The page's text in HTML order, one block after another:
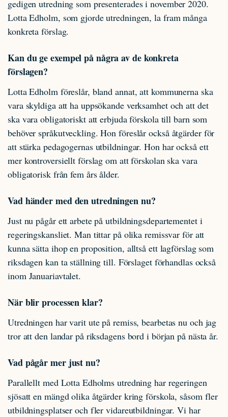
gedigen utredning som presenterades i november 2020.
Lotta Edholm, som gjorde utredningen, la fram många
konkreta förslag.
Kan du ge exempel på några av de konkreta
förslagen?
Lotta Edholm föreslår, bland annat, att kommunerna ska
vara skyldiga att ha uppsökande verksamhet och att det
ska vara obligatoriskt att erbjuda förskola till barn som
behöver språkutveckling. Hon föreslår också åtgärder för
att stärka pedagogernas utbildningar. Hon har också ett
mer kontroversiellt förslag om att förskolan ska vara
obligatorisk från fem års ålder.
Vad händer med den utredningen nu?
Just nu pågår ett arbete på utbildningsdepartementet i
regeringskansliet. Man tittar på olika remissvar för att
kunna sätta ihop en proposition, alltså ett lagförslag som
riksdagen kan ta ställning till. Förslaget förhandlas också
inom Januariavtalet.
När blir processen klar?
Utredningen har varit ute på remiss, bearbetas nu och jag
tror att den landar på riksdagens bord i början på nästa år.
Vad pågår mer just nu?
Parallellt med Lotta Edholms utredning har regeringen
sjösatt en mängd olika åtgärder kring förskola, såsom fler
utbildningsplatser och fler vidareutbildningar. Vi har